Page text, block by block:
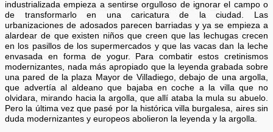
industrializada empieza a sentirse orgulloso de ignorar el campo o
de transformarlo en una caricatura de la ciudad. Las
urbanizaciones de adosados parecen barriadas y ya se empieza a
alardear de que existen niños que creen que las lechugas crecen
en los pasillos de los supermercados y que las vacas dan la leche
envasada en forma de yogur. Para combatir estos cretinismos
modernizantes, nada más apropiado que la leyenda grabada sobre
una pared de la plaza Mayor de Villadiego, debajo de una argolla,
que advertía al aldeano que bajaba en coche a la villa que no
olvidara, mirando hacia la argolla, que allí ataba la mula su abuelo.
Pero la última vez que pasé por la histórica villa burgalesa, aires sin
duda modernizantes y europeos abolieron la leyenda y la argolla.